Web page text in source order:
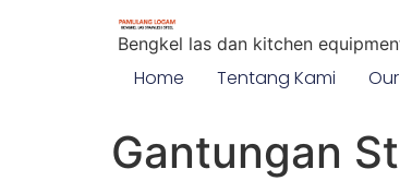
Bengkel las dan kitchen
Home Tentang Kami
Gantungan